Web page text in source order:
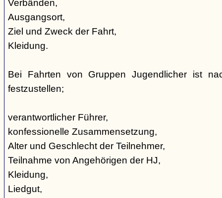
Verbänden,
Ausgangsort,
Ziel und Zweck der Fahrt,
Kleidung.
Bei Fahrten von Gruppen Jugendlicher ist
festzustellen;
verantwortlicher Führer,
konfessionelle Zusammensetzung,
Alter und Geschlecht der Teilnehmer,
Teilnahme von Angehörigen der HJ,
Kleidung,
Liedgut,